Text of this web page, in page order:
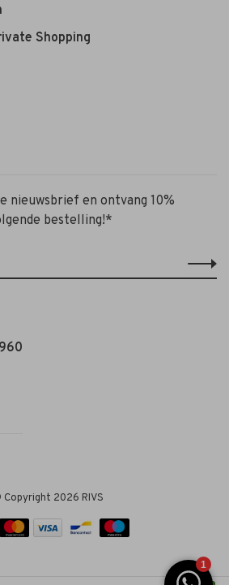
Shopping
nieuwsbrief en ontvang 10%
bestelling!*
Copyright 2026 RIVS